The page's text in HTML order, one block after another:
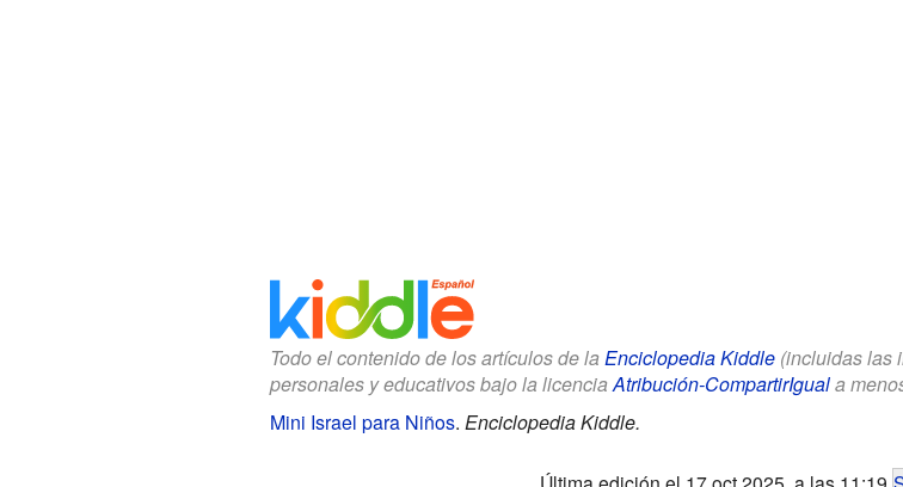
Todo el contenido de los artículos de la Enciclopedia Kiddle(incluidas las
personales y educativos bajo la licenciaAtribución-CompartirIguala
Mini Israel para Niños. Enciclopedia Kiddle.